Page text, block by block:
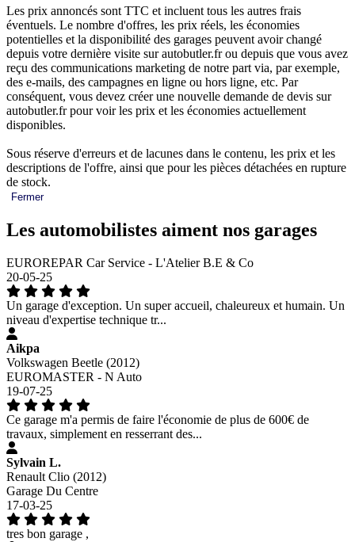
Les prix annoncés sont TTC et incluent tous les autres frais
éventuels. Le nombre d'offres, les prix réels, les économies
potentielles et la disponibilité des garages peuvent avoir changé
depuis votre dernière visite sur autobutler.fr ou depuis que vous avez
reçu des communications marketing de notre part via, par exemple,
des e-mails, des campagnes en ligne ou hors ligne, etc. Par
conséquent, vous devez créer une nouvelle demande de devis sur
autobutler.fr pour voir les prix et les économies actuellement
disponibles.
Sous réserve d'erreurs et de lacunes dans le contenu, les prix et les
descriptions de l'offre, ainsi que pour les pièces détachées en rupture
de stock.
Fermer
Les automobilistes aiment nos garages
EUROREPAR Car Service - L'Atelier B.E & Co
20-05-25
Un garage d'exception. Un super accueil, chaleureux et humain. Un
niveau d'expertise technique tr...
Aikpa
Volkswagen Beetle (2012)
EUROMASTER - N Auto
19-07-25
Ce garage m'a permis de faire l'économie de plus de 600€ de
travaux, simplement en resserrant des...
Sylvain L.
Renault Clio (2012)
Garage Du Centre
17-03-25
tres bon garage ,